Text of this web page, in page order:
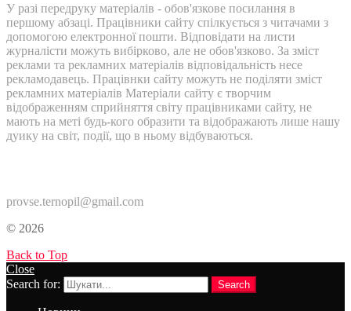
У разі передруку матеріалів - обов'язкове посилання в
першому абзаці. Працівники сайту спілкується з читачами з
допомогою електронної пошти. Відповідати на листи
журналісти можуть вибірково, але не обов'язково. За зміст
реклами та рекламних матеріалів відповідальність несе
рекламодавець. Працівнки сайту можуть не поділяти зміст
рекламних матеріалів Матеріали сайту є творчим
відображенням сприйняття світу працівниками сайту, не
мають на меті будь-кого образити та відображають лише нашу
дуику на світ, події, що в ньому відбуваються.
provse.ternopil@gmail.com
© 2026
Back to Top
Close
Search for:
Search